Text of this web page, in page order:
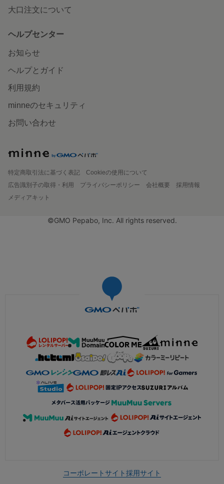
大口注文について
ヘルプセンター
お知らせ
ヘルプとガイド
利用規約
minneのセキュリティ
お問い合わせ
特定商取引法に基づく表記
Cookieの使用について
広告識別子の取得・利用
プライバシーポリシー 会社概要
採用情報
メディアキット
©GMO Pepabo, Inc. All rights reserved.
コーポレートサイト採用サイト